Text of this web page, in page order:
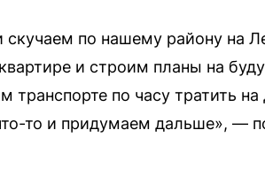
скучаем по нашему району на
и строим планы на
транспорте по часу тратить
то и придумаем дальше», —